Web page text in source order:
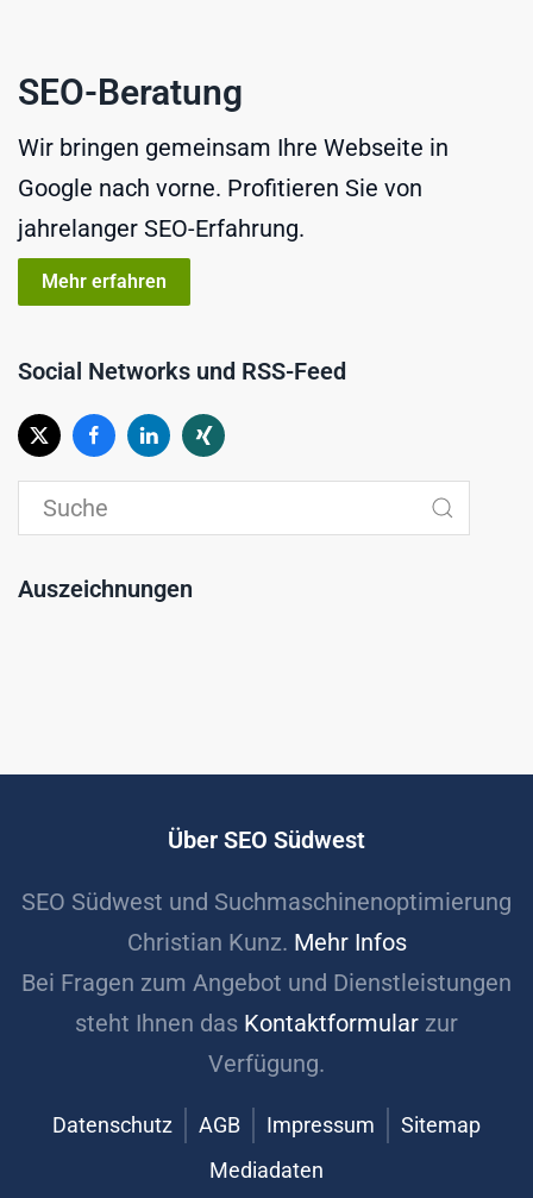
SEO-Beratung
Wir bringen gemeinsam Ihre Webseite in
Google nach vorne. Profitieren Sie von
jahrelanger SEO-Erfahrung.
Mehr erfahren
Social Networks und RSS-Feed
Auszeichnungen
Über SEO Südwest
SEO Südwest und Suchmaschinenoptimierung
Christian Kunz. Mehr Infos
Bei Fragen zum Angebot und Dienstleistungen
steht Ihnen das Kontaktformular zur
Verfügung.
Datenschutz AGB Impressum
Sitemap
Mediadaten